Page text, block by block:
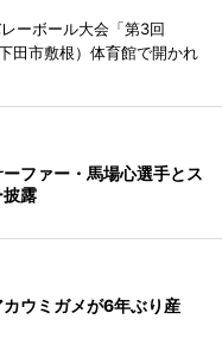
ーボール大会「第3回
田市敷根）体育館で開かれ
ファー・馬場心選手とス
露
ウミガメが6年ぶり産